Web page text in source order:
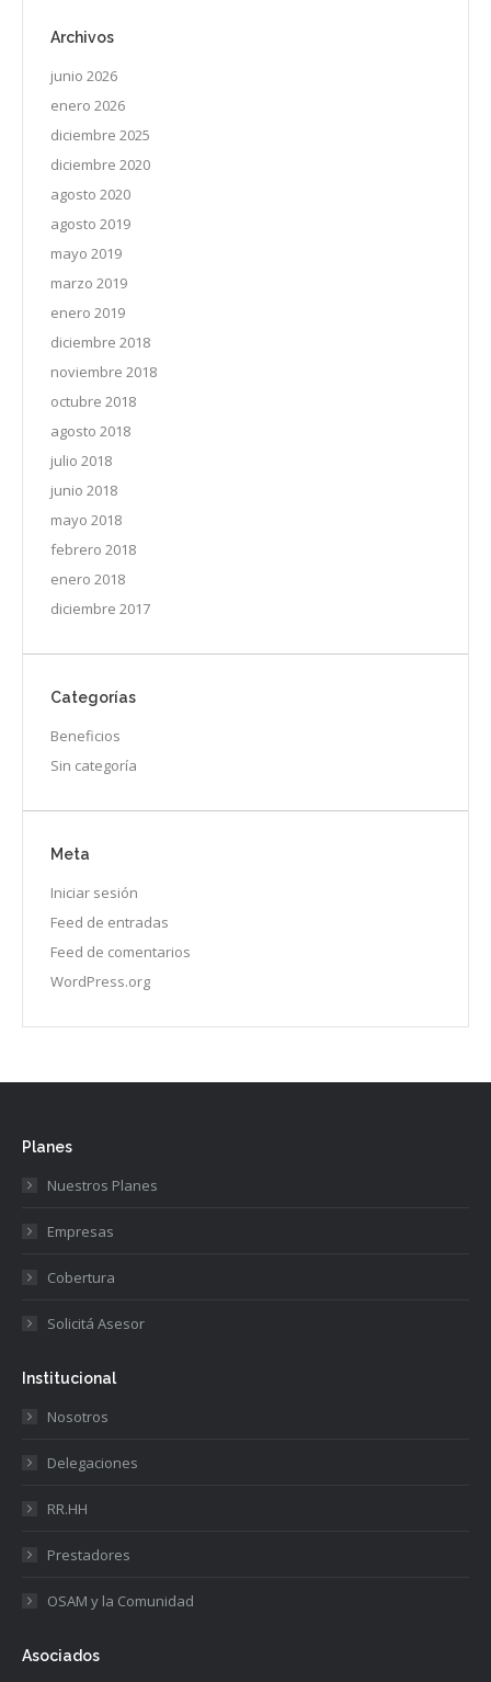
Archivos
junio 2026
enero 2026
diciembre 2025
diciembre 2020
agosto 2020
agosto 2019
mayo 2019
marzo 2019
enero 2019
diciembre 2018
noviembre 2018
octubre 2018
agosto 2018
julio 2018
junio 2018
mayo 2018
febrero 2018
enero 2018
diciembre 2017
Categorías
Beneficios
Sin categoría
Meta
Iniciar sesión
Feed de entradas
Feed de comentarios
WordPress.org
Planes
Nuestros Planes
Empresas
Cobertura
Solicitá Asesor
Institucional
Nosotros
Delegaciones
RR.HH
Prestadores
OSAM y la Comunidad
Asociados